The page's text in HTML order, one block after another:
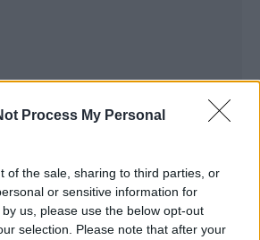
Process My Personal
of the sale, sharing to third parties, or
or sensitive information for
us, please use the below opt-out
selection. Please note that after your